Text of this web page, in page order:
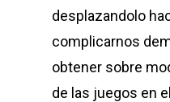
desplazandolo
complicarnos
obtener sobre
de las juegos en